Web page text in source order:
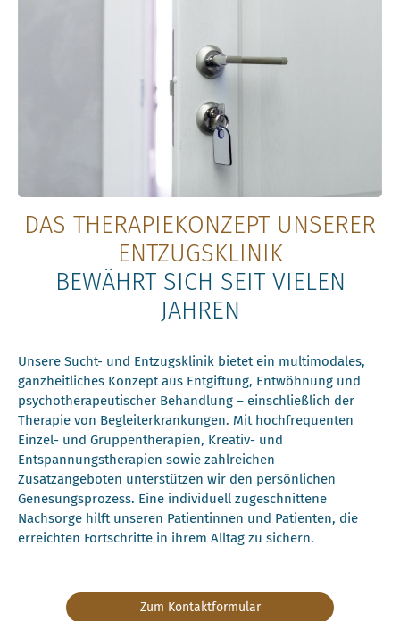
DAS THERAPIEKONZEPT UNSERER
ENTZUGSKLINIK
BEWÄHRT SICH SEIT VIELEN
JAHREN
Unsere Sucht- und Entzugsklinik bietet ein multimodales,
ganzheitliches Konzept aus Entgiftung, Entwöhnung und
psychotherapeutischer Behandlung – einschließlich der
Therapie von Begleiterkrankungen. Mit hochfrequenten
Einzel- und Gruppentherapien, Kreativ- und
Entspannungstherapien sowie zahlreichen
Zusatzangeboten unterstützen wir den persönlichen
Genesungsprozess. Eine individuell zugeschnittene
Nachsorge hilft unseren Patientinnen und Patienten, die
erreichten Fortschritte in ihrem Alltag zu sichern.
Zum Kontaktformular